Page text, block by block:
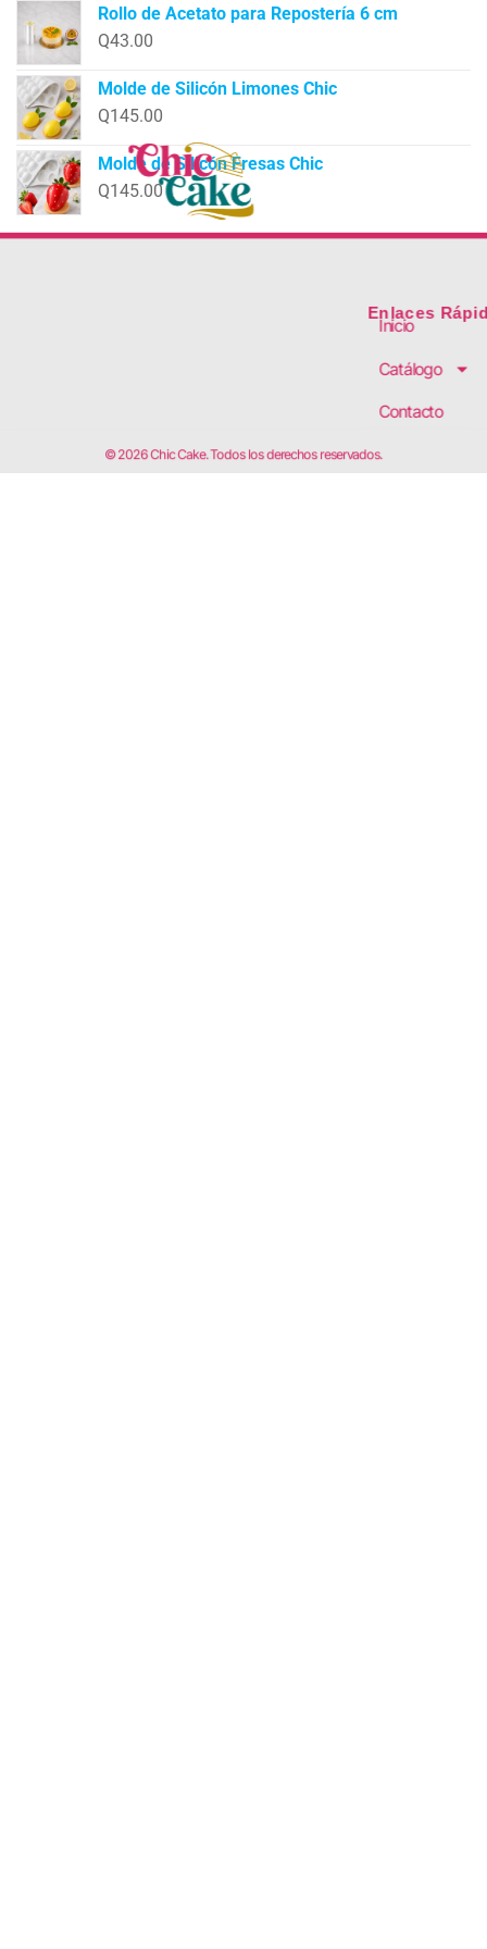
Rollo de Acetato para Repostería 6 cm
Q43.00
Molde de Silicón Limones Chic
Q145.00
Molde de Silicón Fresas Chic
Q145.00
Enlaces
Inicio
Catálogo
Contacto
© 2026 Chic Cake. Todos los derechos reservados.